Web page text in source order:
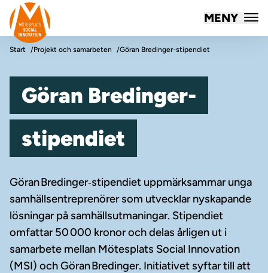
Hoppa till innehåll
Mötesplatsen Social Innovation
MENY
Start Projekt och samarbeten Göran Bredinger-stipendiet
Göran Bredinger-
stipendiet
Göran Bredinger‑stipendiet uppmärksammar unga
samhällsentreprenörer som utvecklar nyskapande
lösningar på samhällsutmaningar. Stipendiet
omfattar 50 000 kronor och delas årligen ut i
samarbete mellan Mötesplats Social Innovation
(MSI) och Göran Bredinger. Initiativet syftar till att